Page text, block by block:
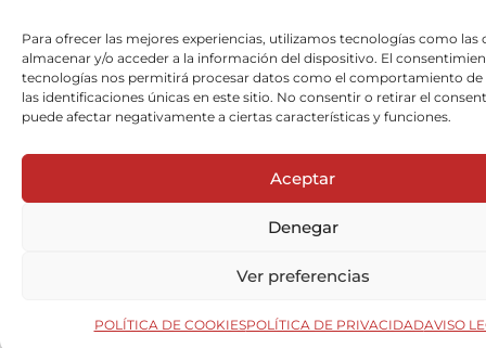
Para ofrecer las mejores experiencias, utilizamos tecnologías como las
almacenar y/o acceder a la información del dispositivo. El
tecnologías nos permitirá procesar datos como el comportamiento de
las identificaciones únicas en este sitio. No consentir o retirar el
puede afectar negativamente a ciertas características y funciones.
Aceptar
Denegar
Ver preferencias
POLÍTICA DE COOKIESPOLÍTICA DE PRIVACIDADAVISO